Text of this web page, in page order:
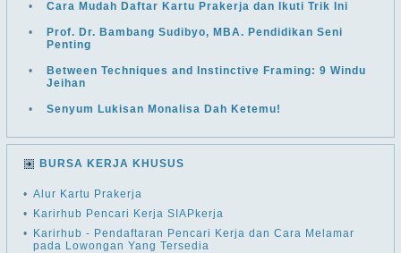
• Cara Mudah Daftar Kartu Prakerja dan Ikuti Trik Ini
•
Prof. Dr. Bambang Sudibyo, MBA. Pendidikan Seni
Penting
•
Between Techniques and Instinctive Framing: 9 Windu
Jeihan
• Senyum Lukisan Monalisa Dah Ketemu!
BURSA KERJA KHUSUS
• Alur Kartu Prakerja
•
Karirhub Pencari Kerja SIAPkerja
•
Karirhub - Pendaftaran Pencari Kerja dan Cara Melamar
pada Lowongan Yang Tersedia